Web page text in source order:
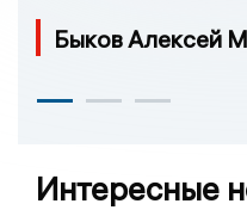
Быков Алексей
Интересные